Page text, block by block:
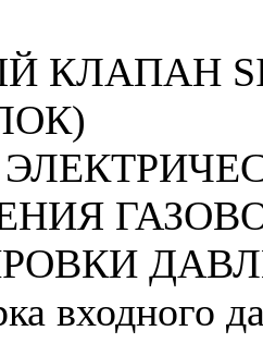
КЛАПАН
входного